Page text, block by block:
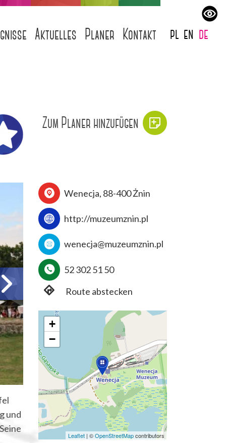
Aktuelles Planer Kontakt pl en de
Zum Planer hinzufügen
und
Wenecja, 88-400 Żnin
http://muzeumznin.pl
wenecja@muzeumznin.pl
52 302 51 50
Route abstecken
+
−
Leaflet | ©OpenStreetMapcontributors